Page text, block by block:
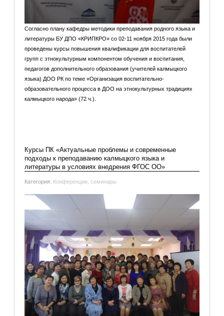
Согласно плану кафедры методики преподавания родного языка и
литературы БУ ДПО «КРИПКРО» со 02-11 ноября 2015 года были
проведены курсы повышения квалификации для воспитателей
групп с этнокультурным компонентом обучения и воспитания,
педагогов дополнительного образования (учителей калмыцкого
языка) ДОО РК по теме «Организация воспитательно-
образовательного процесса в ДОО на этнокультурных традициях
калмыцкого народа» (72 ч.).
Курсы ПК «Актуальные проблемы и современные
подходы к преподаванию калмыцкого языка и
литературы в условиях внедрения ФГОС ОО»
Категория: Конференции, семинары